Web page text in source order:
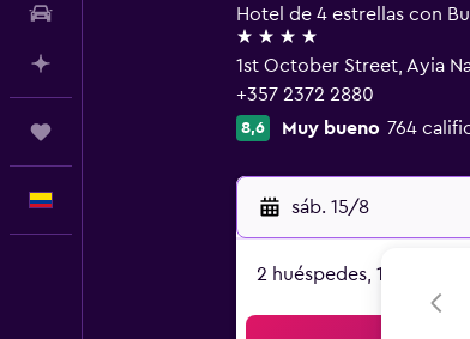
Hotel de 4 estrellas con
4 estrellas
1st October Street, Ayia
+357 2372 2880
8,6 Muy bueno 764
sáb. 15/8
2 huéspedes, 1 habitación